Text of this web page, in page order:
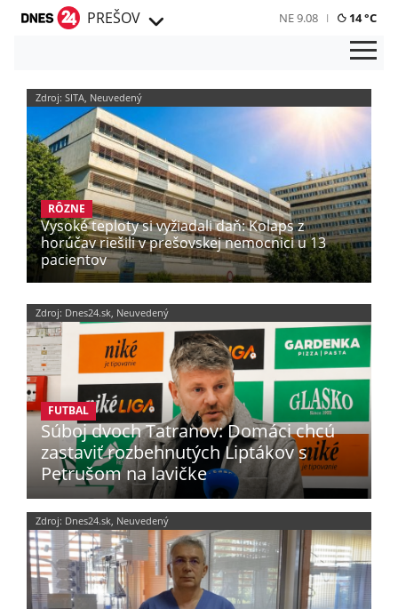
PREŠOV NE 9.08 14 °C
Zdroj: SITA, Neuvedený
RÔZNE
Vysoké teploty si vyžiadali daň: Kolaps z
horúčav riešili v prešovskej nemocnici u 13
pacientov
Zdroj: Dnes24.sk, Neuvedený
FUTBAL
Súboj dvoch Tatranov: Domáci chcú
zastaviť rozbehnutých Liptákov s
Petrušom na lavičke
Zdroj: Dnes24.sk, Neuvedený